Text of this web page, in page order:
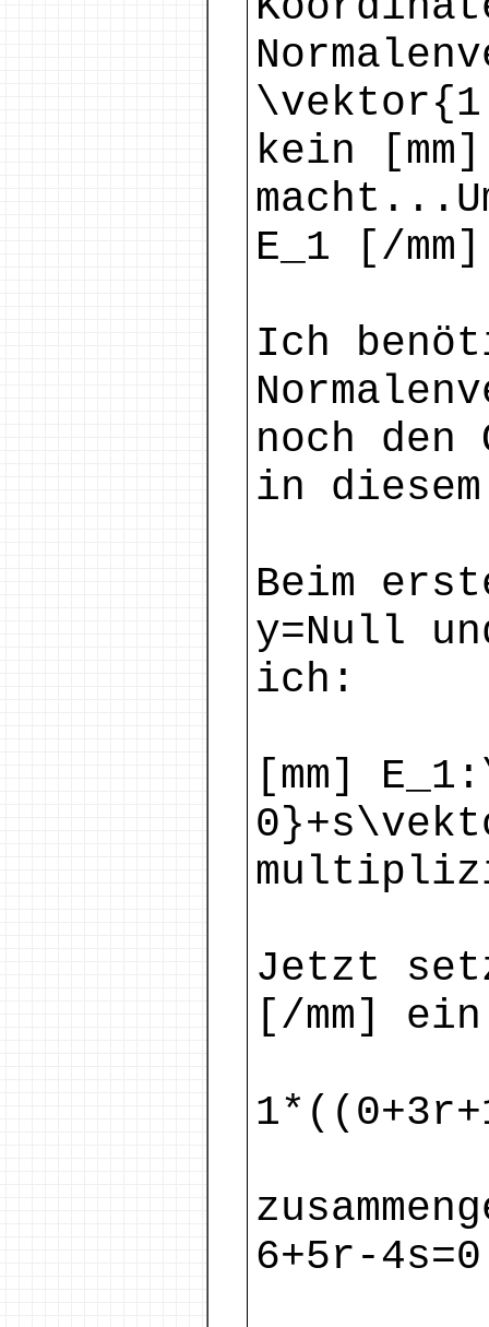
kein
E_1 [/
Ich
noch
in
Beim
y=Null
ich:
[mm]
Jetzt
[/mm]
6+5r-